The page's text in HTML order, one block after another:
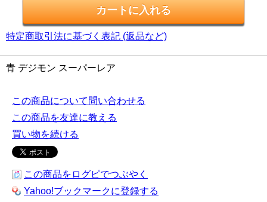
特定商取引法に基づく表記 (返品など)
青 デジモン スーパーレア
この商品について問い合わせる
この商品を友達に教える
買い物を続ける
この商品をログピでつぶやく
Yahoo!ブックマークに登録する